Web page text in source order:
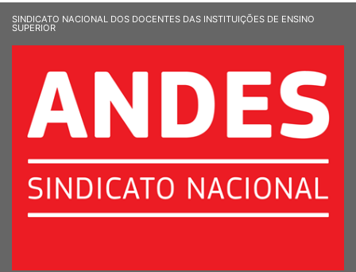
SINDICATO NACIONAL DOS DOCENTES DAS INSTITUIÇÕES DE ENSINO
SUPERIOR